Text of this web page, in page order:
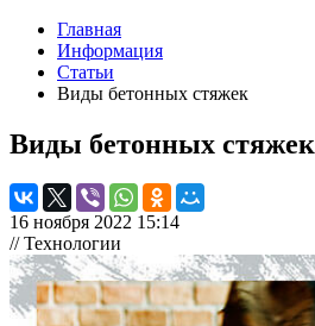
Главная
Информация
Статьи
Виды бетонных стяжек
Виды бетонных стяжек
16 ноября 2022 15:14
// Технологии